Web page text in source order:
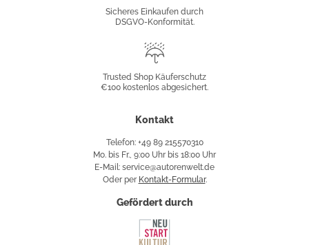
Sicheres Einkaufen durch
DSGVO-Konformität.
Käuferschutz
Trusted Shop Käuferschutz
€100 kostenlos abgesichert.
Kontakt
Telefon: +49 89 215570310
Mo. bis Fr., 9:00 Uhr bis 18:00 Uhr
E-Mail: service@autorenwelt.de
Oder per Kontakt-Formular.
Gefördert durch